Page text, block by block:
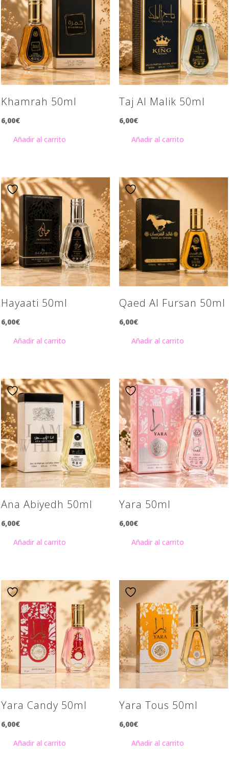
Khamrah 50ml
6,00€
Añadir al carrito
Taj Al Malik 50ml
6,00€
Añadir al carrito
Hayaati 50ml
6,00€
Añadir al carrito
Qaed Al Fursan 50ml
6,00€
Añadir al carrito
Ana Abiyedh 50ml
6,00€
Añadir al carrito
Yara 50ml
6,00€
Añadir al carrito
Yara Candy 50ml
6,00€
Añadir al carrito
Yara Tous 50ml
6,00€
Añadir al carrito